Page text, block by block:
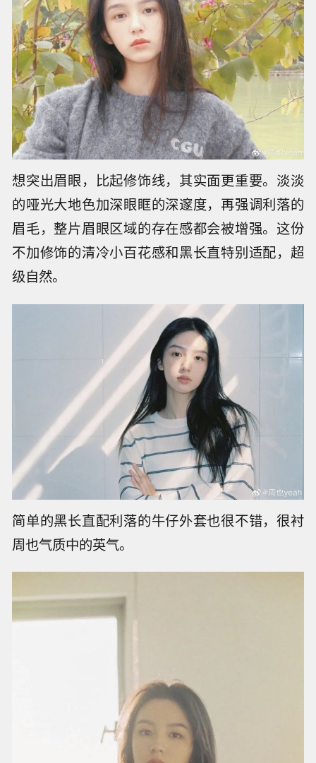
想突出眉眼，比起修饰线，其实面更重要。淡淡
的哑光大地色加深眼眶的深邃度，再强调利落的
眉毛，整片眉眼区域的存在感都会被增强。这份
不加修饰的清冷小百花感和黑长直特别适配，超
级自然。
简单的黑长直配利落的牛仔外套也很不错，很衬
周也气质中的英气。